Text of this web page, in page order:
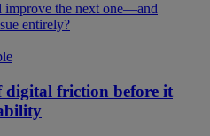
the next one—and
entirely?
digital friction before it